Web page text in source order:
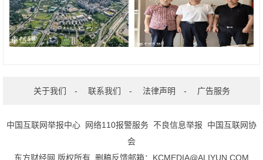
关于我们 - 联系我们 - 法律声明 - 广告服务
中国互联网举报中心 网络110报警服务 不良信息举报
中国互联网协
会
东方财经网 版权所有 删稿反馈邮箱：KCMEDIA@ALIYUN.COM